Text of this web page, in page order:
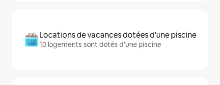
Locations de vacances dotées d'une piscine
10 logements sont dotés d'une piscine